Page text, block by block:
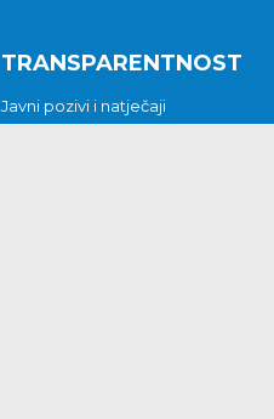
TRANSPARENTNOST
Javni pozivi i natječaji